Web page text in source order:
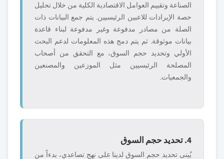
الصناعة وتقييم العوامل الاقتصادية الكلية من خلال تحليل
حصة الإيرادات للاعبين الرئيسيين. يتم جمع البيانات ذات
الصلة من مصادر مدفوعة وغير مدفوعة لبناء قاعدة
بيانات موثوقة. ثم يتم دمج هذه المعلومات لدعم البحث
الأولي وتحديد حجم السوق، مع التحقق من أصحاب
المصلحة الرئيسيين مثل الموزعين والمصنعين
والجمعيات.
4. تحديد حجم السوق
يُبنى تحديد حجم السوق لدينا على نهج تصاعدي، بدءاً من